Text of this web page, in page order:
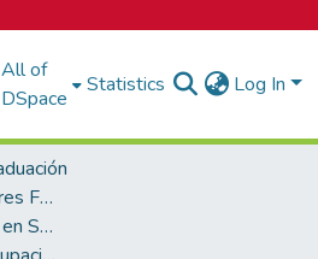
All of
DSpace
Statistics Log In
Biblioteca José Figueres Ferrer
Escuela de Ingeniería en Seguridad Laboral e Higiene Ambiental